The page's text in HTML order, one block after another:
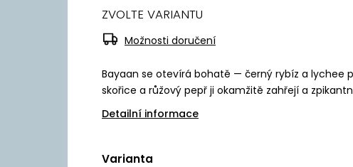
Bayaan se otevírá bohatě — černý rybíz a lychee
skořice a růžový pepř ji okamžitě zahřejí a
Detailní informace
Varianta
ZVOLTE VARIANTU
Možnosti doručení